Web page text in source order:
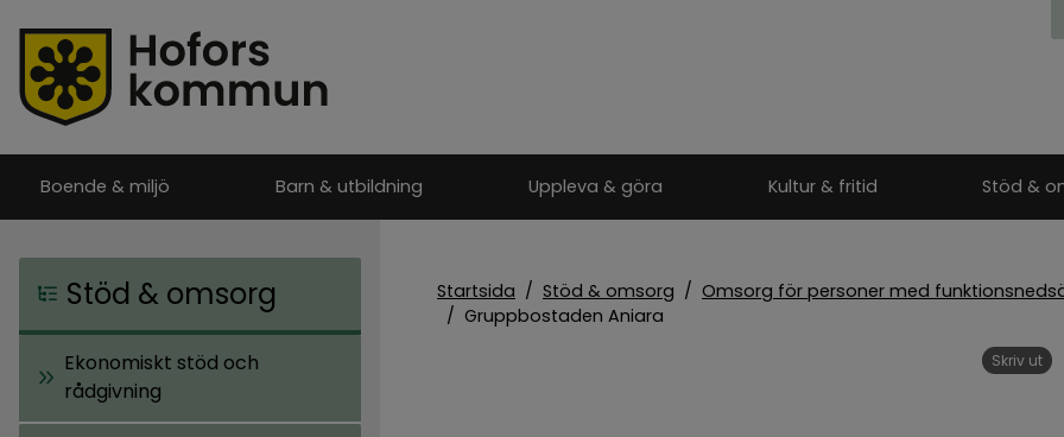
Boende & miljö Barn & utbildning Uppleva & göra Kultur & fritid Stöd &
Stöd & omsorg
Ekonomiskt stöd och
rådgivning
Startsida / Stöd & omsorg / Omsorg för personer med
/ Gruppbostaden Aniara
Skriv ut